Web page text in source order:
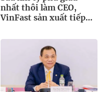
nhất thôi làm CEO,
VinFast sản xuất tiếp